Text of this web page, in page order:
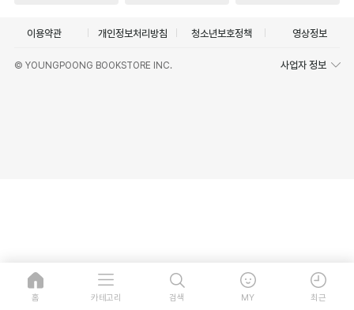
이용약관 개인정보처리방침 청소년보호정책 영상정보
© YOUNGPOONG BOOKSTORE INC. 사업자 정보
홈 카테고리 검색 MY 최근